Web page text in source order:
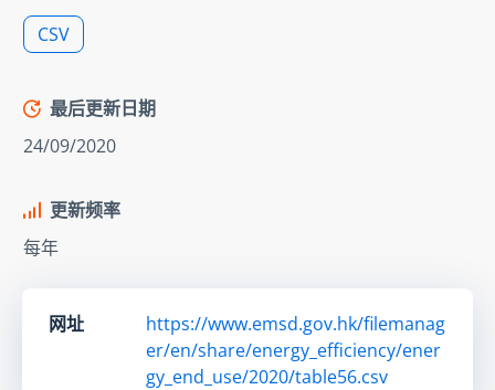
CSV
最后更新日期
24/09/2020
更新频率
每年
网址
https://www.emsd.gov.hk/filemanag
er/en/share/energy_efficiency/ener
gy_end_use/2020/table56.csv